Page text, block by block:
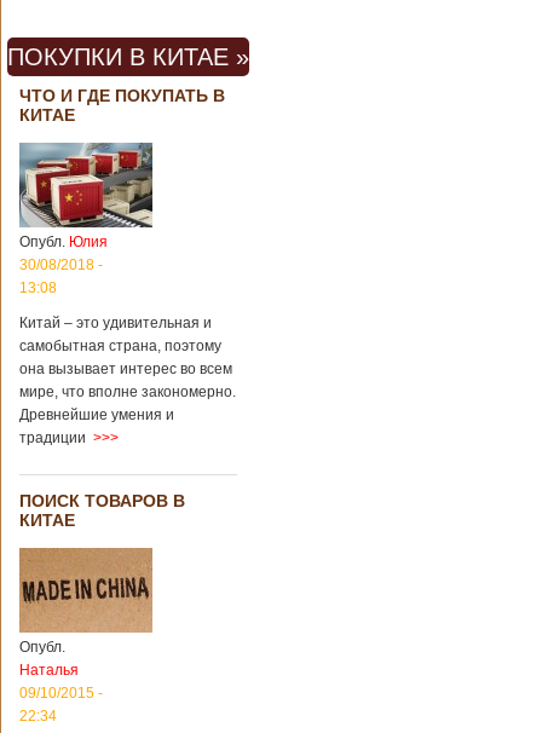
ПОКУПКИ В КИТАЕ »
ЧТО И ГДЕ ПОКУПАТЬ В
КИТАЕ
Опубл. Юлия
30/08/2018 -
13:08
Китай – это удивительная и
самобытная страна, поэтому
она вызывает интерес во всем
мире, что вполне закономерно.
Древнейшие умения и
традиции >>>
ПОИСК ТОВАРОВ В
КИТАЕ
Опубл.
Наталья
09/10/2015 -
22:34